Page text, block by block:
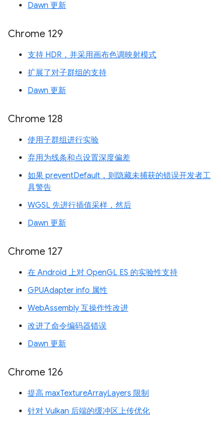
Dawn 更新
Chrome 129
支持 HDR，并采用画布色调映射模式
扩展了对子群组的支持
Dawn 更新
Chrome 128
使用子群组进行实验
弃用为线条和点设置深度偏差
如果 preventDefault，则隐藏未捕获的错误开发者工
具警告
WGSL 先进行插值采样，然后
Dawn 更新
Chrome 127
在 Android 上对 OpenGL ES 的实验性支持
GPUAdapter info 属性
WebAssembly 互操作性改进
改进了命令编码器错误
Dawn 更新
Chrome 126
提高 maxTextureArrayLayers 限制
针对 Vulkan 后端的缓冲区上传优化